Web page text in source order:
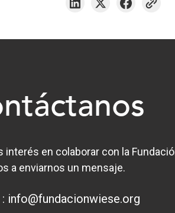
interés en colaborar con la
a enviarnos un mensaje.
info@fundacionwiese.org